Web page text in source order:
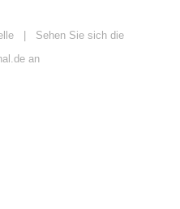
| Sehen Sie sich die
an